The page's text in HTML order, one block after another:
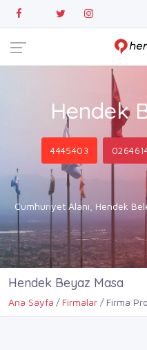
Hendek
4445403
Cumhuriyet Alanı, Hendek
Hendek Beyaz Masa
Ana Sayfa Firmalar Firma